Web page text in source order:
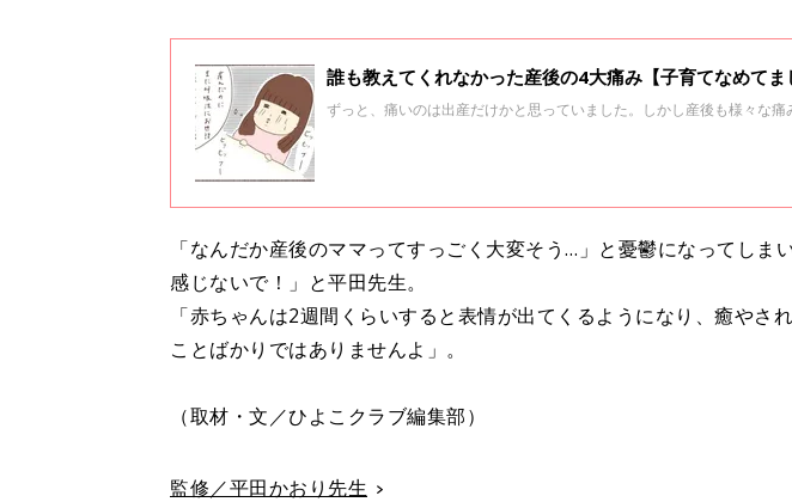
誰も教えてくれなかった産後の4大痛み【子育てなめてま
ずっと、痛いのは出産だけかと思っていました。しかし産後も様々な
「なんだか産後のママってすっごく大変そう…」と憂鬱になってしま
感じないで！」と平田先生。
「赤ちゃんは2週間くらいすると表情が出てくるようになり、癒やさ
ことばかりではありませんよ」。
（取材・文／ひよこクラブ編集部）
監修／平田かおり先生